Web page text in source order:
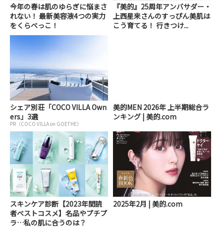
今年の春は肌のゆらぎに悩まさ
れない！ 最新美容液4つの実力
をくらべっこ！
『美的』25周年アンバサダー・
上西星来さんのすっぴん美肌は
こう育てる！ 行きつけ...
シェア別荘「COCO VILLA Own
ers」3選
PR（COCO VILLA on GOETHE）
美的MEN 2026年 上半期総合ラ
ンキング | 美的.com
スキンケア診断【2023年間読
者ベストコスメ】名品やプチプ
ラ…私の肌に合うのは？
2025年2月 | 美的.com